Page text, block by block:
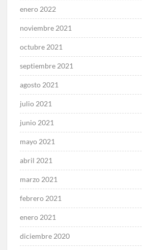
enero 2022
noviembre 2021
octubre 2021
septiembre 2021
agosto 2021
julio 2021
junio 2021
mayo 2021
abril 2021
marzo 2021
febrero 2021
enero 2021
diciembre 2020